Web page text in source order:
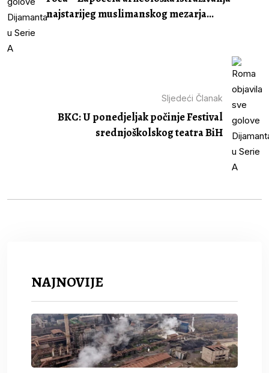
najstarijeg muslimanskog mezarja...
Sljedeći Članak
BKC: U ponedjeljak počinje Festival
srednjoškolskog teatra BiH
NAJNOVIJE